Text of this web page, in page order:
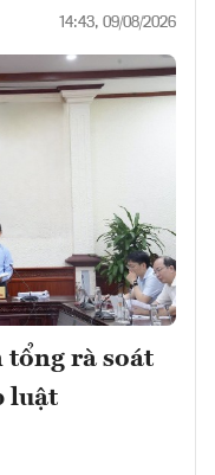
14:43, 09/08/2026
tổng rà soát
luật